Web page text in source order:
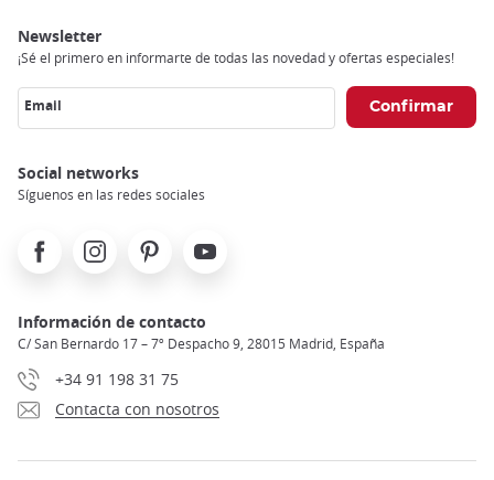
Newsletter
¡Sé el primero en informarte de todas las novedad y ofertas especiales!
Email
Social networks
Síguenos en las redes sociales
FacebookInstagramPinterest Youtube
Información de contacto
C/ San Bernardo 17 – 7º Despacho 9, 28015 Madrid, España
+34 91 198 31 75
Contacta con nosotros